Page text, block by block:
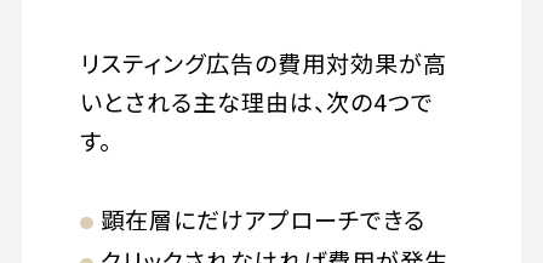
リスティング広告の費用対効果が高
いとされる主な理由は、次の4つで
す。
顕在層にだけアプローチできる